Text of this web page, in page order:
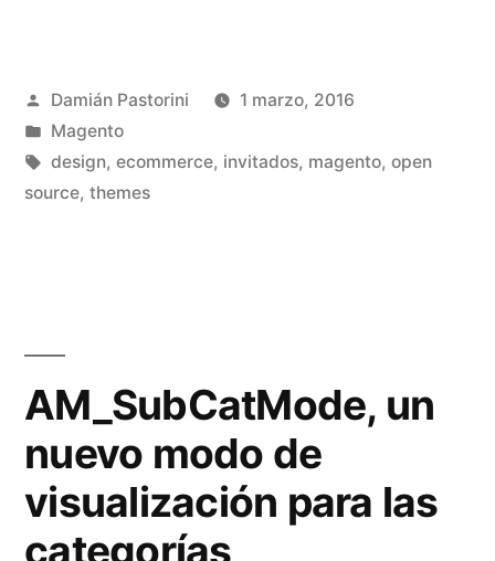
en
Publicado
por
Damián Pastorini
1 marzo, 2016
Publicado
en
Magento
Etiquetas:
design, ecommerce, invitados, magento, open
source, themes
AM_SubCatMode, un
nuevo modo de
visualización para las
categorías